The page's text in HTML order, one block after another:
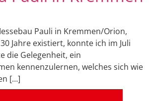
Pauli in Kremmen/Orion,
Jahre existiert, konnte ich im Juli
die Gelegenheit, ein
kennenzulernen, welches sich wie
[…]